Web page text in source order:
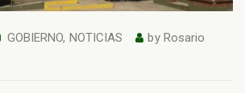
GOBIERNO, NOTICIAS by Rosario